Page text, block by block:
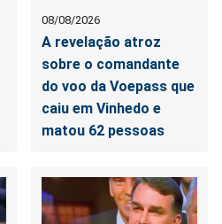
08/08/2026
A revelação atroz
sobre o comandante
do voo da Voepass que
caiu em Vinhedo e
matou 62 pessoas